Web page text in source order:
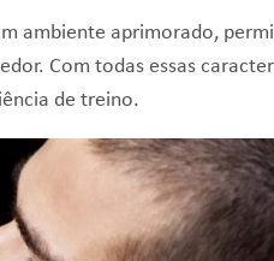
ambiente aprimorado,
Com todas essas
de treino.